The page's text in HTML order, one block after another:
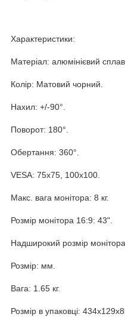
Характеристики:
Матеріал: алюмінієвий
Колір: Матовий чорний.
Нахил: +/-90°.
Поворот: 180°.
Обертання: 360°.
VESA: 75x75, 100x100.
Макс. вага монітора: 8 кг.
Розмір монітора 16:9: 43".
Надширокий розмір
Розмір: мм.
Вага: 1.65 кг.
Розмір в упаковці: